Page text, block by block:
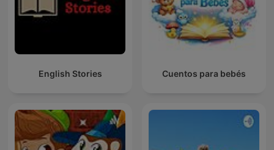
English Stories Cuentos para bebés